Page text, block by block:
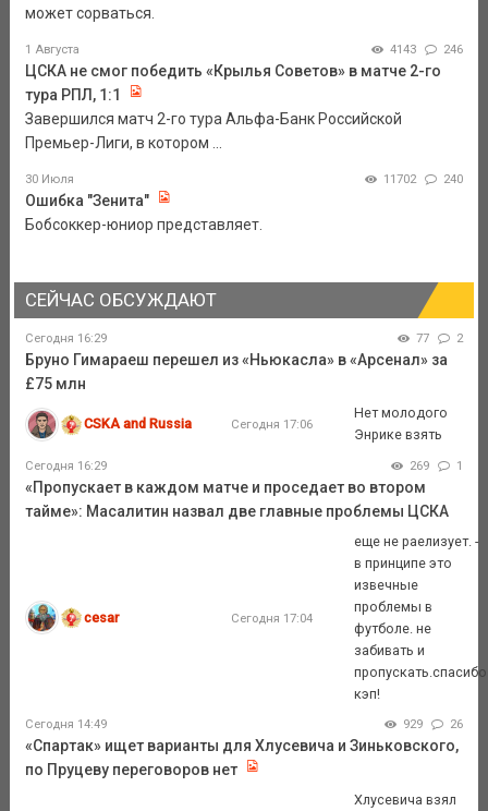
может сорваться.
1 Августа 4143 246
ЦСКА не смог победить «Крылья Советов» в матче 2-го
тура РПЛ, 1:1
Завершился матч 2-го тура Альфа-Банк Российской
Премьер-Лиги, в котором ...
30 Июля 11702 240
Ошибка "Зенита"
Бобсоккер-юниор представляет.
СЕЙЧАС ОБСУЖДАЮТ
Сегодня 16:29 77 2
Бруно Гимараеш перешел из «Ньюкасла» в «Арсенал» за
£75 млн
CSKA and Russia Сегодня 17:06
Нет молодого
Энрике взять
Сегодня 16:29 269 1
«Пропускает в каждом матче и проседает во втором
тайме»: Масалитин назвал две главные проблемы ЦСКА
cesar Сегодня 17:04
еще не раелизует. -
в принципе это
извечные
проблемы в
футболе. не
забивать и
пропускать.спасибо
кэп!
Сегодня 14:49 929 26
«Спартак» ищет варианты для Хлусевича и Зиньковского,
по Пруцеву переговоров нет
Хлусевича взял